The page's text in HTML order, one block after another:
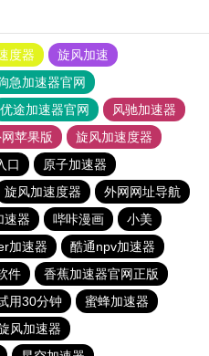
度器
旋风加速
急加速器官网
优途加速器官网
风驰加速器
苹果版
旋风加速度器
口
原子加速器
旋风加速度器
外网网址导航
速器 哔咔漫画
小美
加速器
酷通npv加速器
件
香蕉加速器官网正版
用30分钟
蜜蜂加速器
风加速器